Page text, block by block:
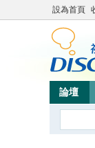
設為首頁
論壇